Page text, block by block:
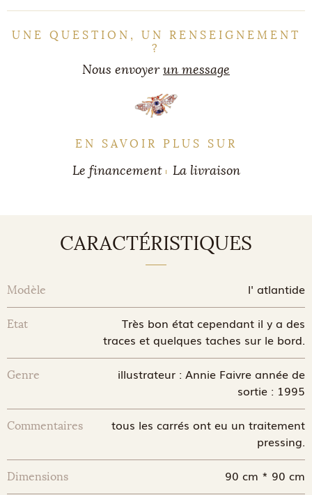
UNE QUESTION, UN RENSEIGNEMENT
?
Nous envoyerun message
EN SAVOIR PLUS SUR
Le financement La livraison
CARACTÉRISTIQUES
Modèle l' atlantide
Etat
Très bon état cependant il y a des
traces et quelques taches sur le bord.
Genre
illustrateur : Annie Faivre année de
sortie : 1995
Commentaires
tous les carrés ont eu un traitement
pressing.
Dimensions 90 cm * 90 cm